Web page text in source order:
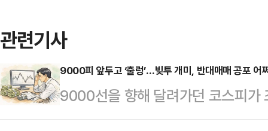
관련기사
9000피 앞두고 ‘출렁’…빚투 개미, 반대매매 공포 어
9000선을 향해 달려가던 코스피가
장에 탑승하려는 개미들의 ‘빚투(